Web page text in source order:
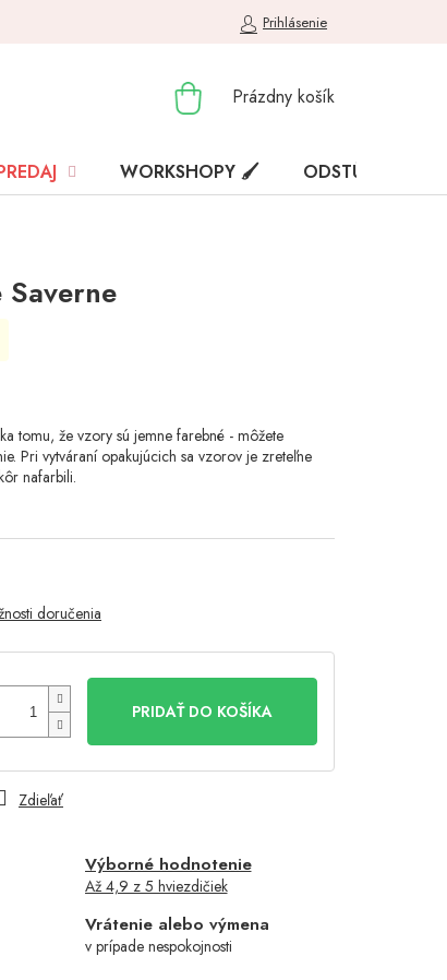
Prihlásenie
NÁKUPNÝ
Prázdny košík
WORKSHOPY 🖌️ ODSTÚPENIE
Saverne
doručenia
PRIDAŤ DO KOŠÍKA
Výborné hodnotenie
Až 4,9 z 5 hviezdičiek
Vrátenie alebo výmena
v prípade nespokojnosti
tomu, že vzory sú jemne farebné - môžete
Pri vytváraní opakujúcich sa vzorov je zreteľne
nafarbili.
Zdieľať